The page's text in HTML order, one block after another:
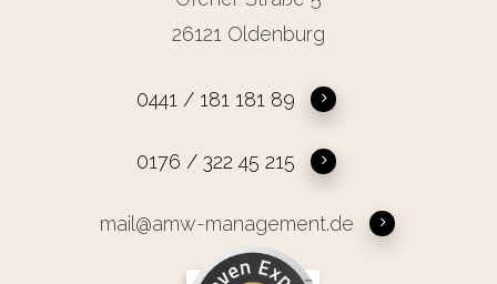
26121 Oldenburg
0441 / 181 181 89
0176 / 322 45 215
mail@amw-management.de